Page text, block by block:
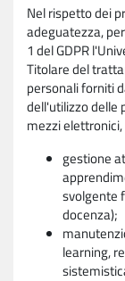
Nel rispetto dei
adeguatezza,
1 del GDPR
Titolare del
personali forniti
dell'utilizzo delle
mezzi
gestione
svolgente
docenza);
learning,